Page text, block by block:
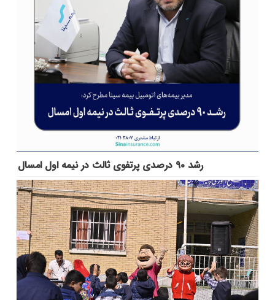
رشد ۹۰ درصدی پرتفوی ثالث در نیمه اول امسال